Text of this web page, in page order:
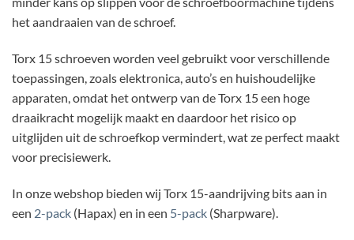
het aandraaien van de schroef.
Torx 15 schroeven worden veel gebruikt voor verschillende
toepassingen, zoals elektronica, auto’s en huishoudelijke
apparaten, omdat het ontwerp van de Torx 15 een hoge
draaikracht mogelijk maakt en daardoor het risico op
uitglijden uit de schroefkop vermindert, wat ze perfect maakt
voor precisiewerk.
In onze webshop bieden wij Torx 15-aandrijving bits aan in
een 2-pack (Hapax) en in een 5-pack (Sharpware).